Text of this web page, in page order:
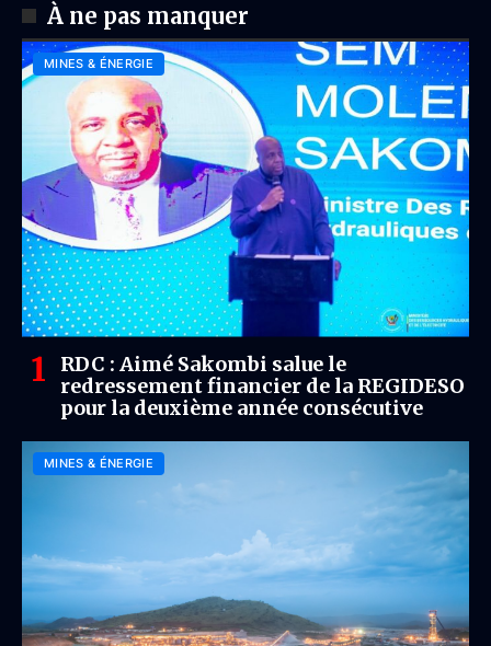
À ne pas manquer
MINES & ÉNERGIE
RDC : Aimé Sakombi salue le
redressement financier de la REGIDESO
pour la deuxième année consécutive
MINES & ÉNERGIE